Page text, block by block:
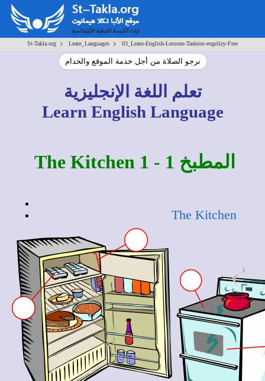
St-Takla.org > Learn_Languages > 03_Learn-English-Lessons-Taaleim-engelizy-Free
نرجو الصلاة من أجل خدمة الموقع والخدام
تعلم اللغة الإنجليزية
Learn English Language
المطبخ 1 - The Kitchen 1
The Kitchen